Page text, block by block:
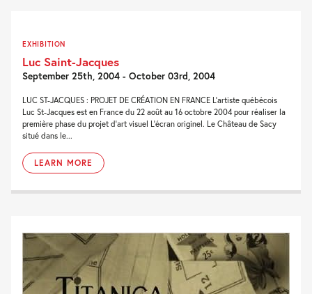
EXHIBITION
Luc Saint-Jacques
September 25th, 2004 - October 03rd, 2004
LUC ST-JACQUES : PROJET DE CRÉATION EN FRANCE L’artiste québécois
Luc St-Jacques est en France du 22 août au 16 octobre 2004 pour réaliser la
première phase du projet d’art visuel L’écran originel. Le Château de Sacy
situé dans le...
LEARN MORE